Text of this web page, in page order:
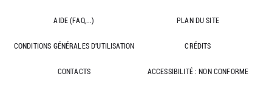
AIDE (FAQ,...) PLAN DU SITE
CONDITIONS GÉNÉRALES D'UTILISATION CRÉDITS
CONTACTS ACCESSIBILITÉ : NON CONFORME